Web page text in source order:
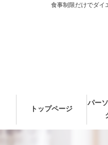
食事制限だけでダイ
トップページ
パー